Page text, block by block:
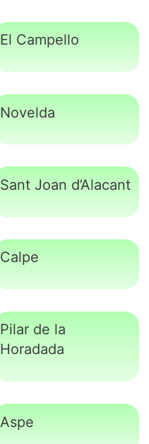
El Campello
Novelda
Sant Joan d’Alacant
Calpe
Pilar de la
Horadada
Aspe